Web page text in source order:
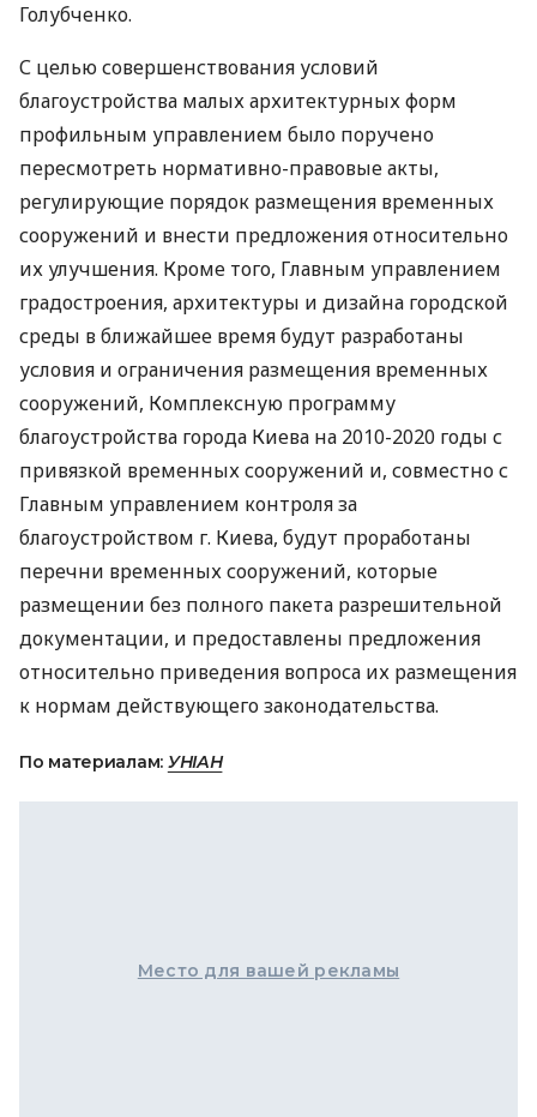
Голубченко.
С целью совершенствования условий
благоустройства малых архитектурных форм
профильным управлением было поручено
пересмотреть нормативно-правовые акты,
регулирующие порядок размещения временных
сооружений и внести предложения относительно
их улучшения. Кроме того, Главным управлением
градостроения, архитектуры и дизайна городской
среды в ближайшее время будут разработаны
условия и ограничения размещения временных
сооружений, Комплексную программу
благоустройства города Киева на 2010-2020 годы с
привязкой временных сооружений и, совместно с
Главным управлением контроля за
благоустройством г. Киева, будут проработаны
перечни временных сооружений, которые
размещении без полного пакета разрешительной
документации, и предоставлены предложения
относительно приведения вопроса их размещения
к нормам действующего законодательства.
По материалам: УНІАН
Место для вашей рекламы